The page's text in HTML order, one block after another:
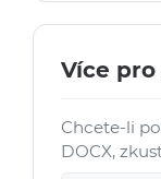
Více pro
Chcete-li
DOCX,